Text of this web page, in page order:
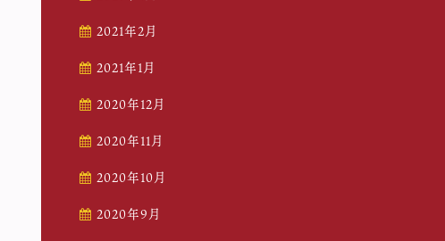
2021年2月
2021年1月
2020年12月
2020年11月
2020年10月
2020年9月